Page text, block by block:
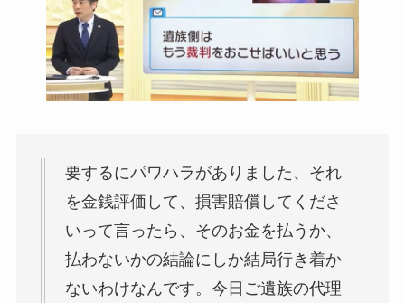
要するにパワハラがありました、それ
を金銭評価して、損害賠償してくださ
いって言ったら、そのお金を払うか、
払わないかの結論にしか結局行き着か
ないわけなんです。今日ご遺族の代理